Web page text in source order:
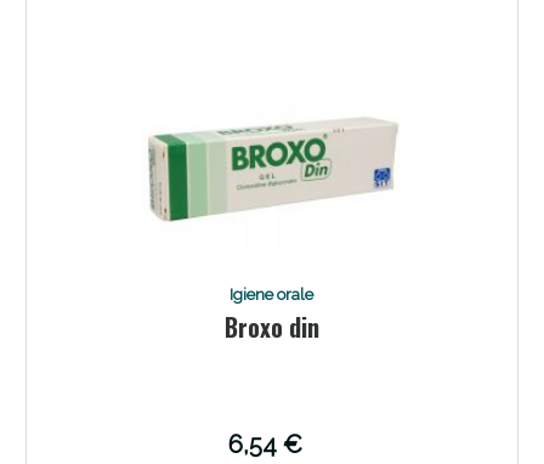
Igiene orale
Broxo din
6,54 €